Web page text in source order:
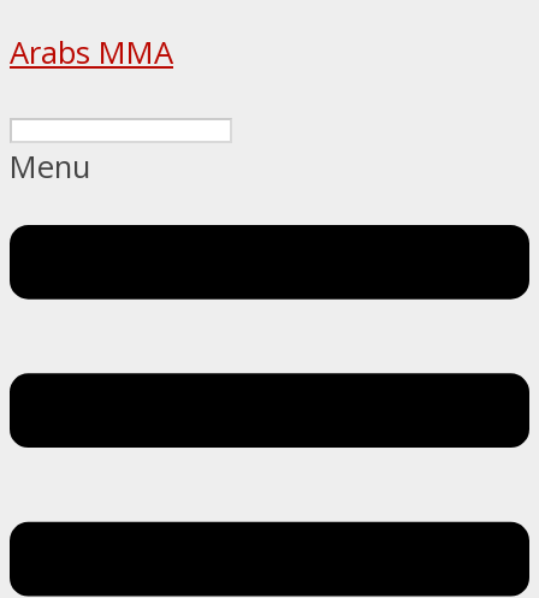
Arabs MMA
Menu